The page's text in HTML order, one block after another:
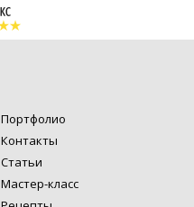
Портфолио
Контакты
Статьи
Мастер-класс